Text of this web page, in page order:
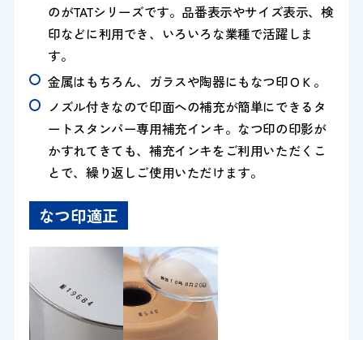
のがTATシリーズです。品番表示やサイズ表示、検
印などに利用でき、いろいろな業種で活躍しま
す。
金属はもちろん、ガラスや陶器にもなつ印ＯＫ。
ノズル付きなので印面への補充が簡単にできるタ
ートスタンパー専用補充インキ。なつ印の印影が
かすれてきても、補充インキをご利用いただくこ
とで、繰り返しご使用いただけます。
なつ印適正